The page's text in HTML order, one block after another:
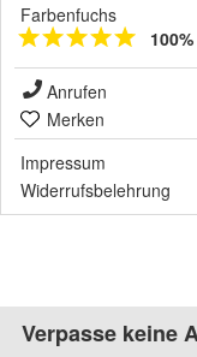
Farbenfuchs
Anrufen
Merken
Impressum
Widerrufsbelehrung
Verpasse keine